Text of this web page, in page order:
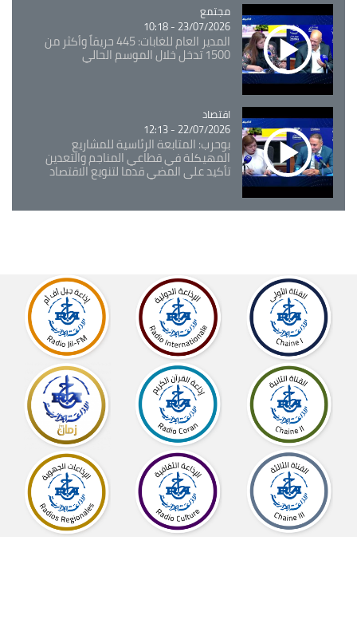
Catégorie
مجتمع
23/07/2026 - 10:18
المدير العام للغابات: 445 حريقاً وأكثر من
1500 تدخل خلال الموسم الحالي
Catégorie
اقتصاد
22/07/2026 - 12:13
بوحرب: المتابعة الرئاسية للمشاريع
المهيكلة في قطاعي المناجم والتعدين
تأكيد على المضي قدما لتنويع الاقتصاد